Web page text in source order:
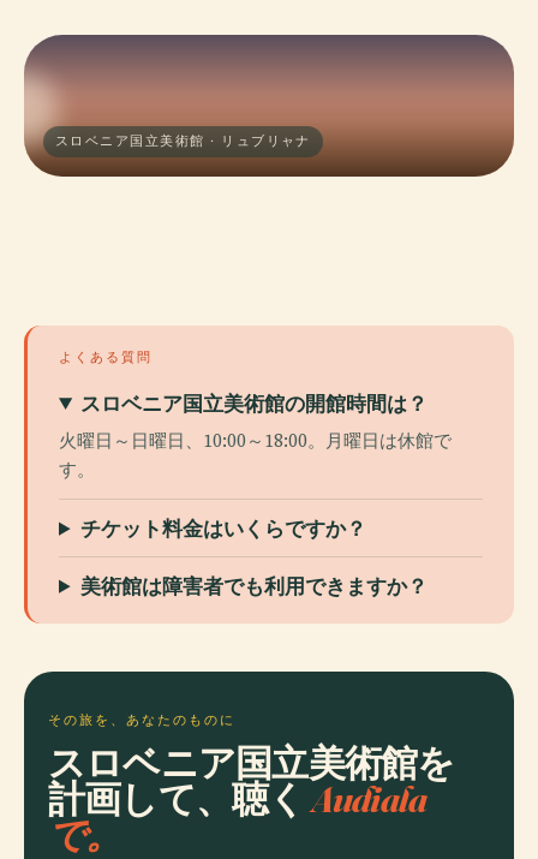
スロベニア国立美術館 · リュブリャナ
よくある質問
スロベニア国立美術館の開館時間は？
火曜日～日曜日、10:00～18:00。月曜日は休館で
す。
チケット料金はいくらですか？
美術館は障害者でも利用できますか？
その旅を、あなたのものに
スロベニア国立美術館を
計画して、聴く Audiala
で。